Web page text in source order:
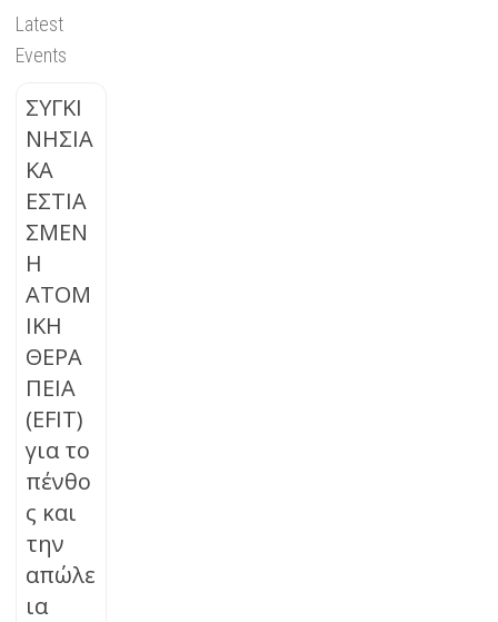
Latest
Events
ΣΥΓΚΙ
ΝΗΣΙΑ
ΚΑ
ΕΣΤΙΑ
ΣΜΕΝ
Η
ΑΤΟΜ
ΙΚΗ
ΘΕΡΑ
ΠΕΙΑ
(EFIT)
για το
πένθο
ς και
την
απώλε
ια